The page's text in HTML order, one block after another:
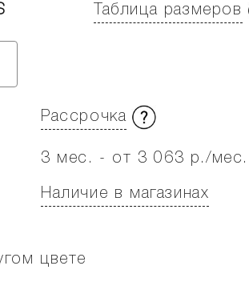
Таблица размеров
Рассрочка
3 мес. - от 3 063 р./мес.
Наличие в магазинах
цвете